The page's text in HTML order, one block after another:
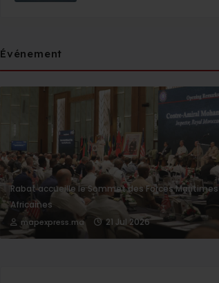
Événement
Rabat accueille le Sommet des Forces Maritimes
Africaines
mapexpress.ma 21 Jul 2026